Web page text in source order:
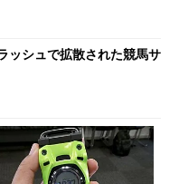
ッシュで拡散された競馬サ